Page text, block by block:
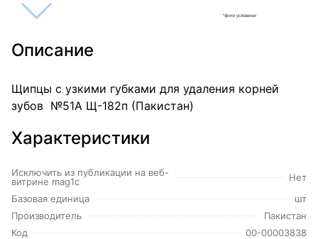
Описание
Щипцы с узкими губками для удаления корней
зубов №51А Щ-182п (Пакистан)
Характеристики
Исключить из публикации на веб-
витрине mag1c
Нет
Базовая единица
шт
Производитель
Пакистан
Код
00-00003838